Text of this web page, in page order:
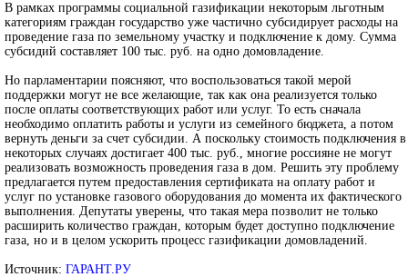
В рамках программы социальной газификации некоторым льготным
категориям граждан государство уже частично субсидирует расходы на
проведение газа по земельному участку и подключение к дому. Сумма
субсидий составляет 100 тыс. руб. на одно домовладение.
Но парламентарии поясняют, что воспользоваться такой мерой
поддержки могут не все желающие, так как она реализуется только
после оплаты соответствующих работ или услуг. То есть сначала
необходимо оплатить работы и услуги из семейного бюджета, а потом
вернуть деньги за счет субсидии. А поскольку стоимость подключения в
некоторых случаях достигает 400 тыс. руб., многие россияне не могут
реализовать возможность проведения газа в дом. Решить эту проблему
предлагается путем предоставления сертификата на оплату работ и
услуг по установке газового оборудования до момента их фактического
выполнения. Депутаты уверены, что такая мера позволит не только
расширить количество граждан, которым будет доступно подключение
газа, но и в целом ускорить процесс газификации домовладений.
Источник: ГАРАНТ.РУ